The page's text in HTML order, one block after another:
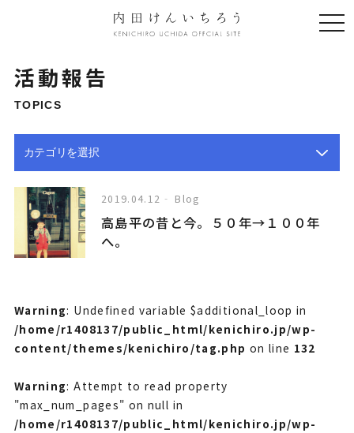
活動報告
TOPICS
2019.04.12 Blog
高島平の昔と今。５０年→１００年
へ。
Warning: Undefined variable $additional_loop in
/home/r1408137/public_html/kenichiro.jp/wp-
content/themes/kenichiro/tag.php on line 132
Warning: Attempt to read property
"max_num_pages" on null in
/home/r1408137/public_html/kenichiro.jp/wp-